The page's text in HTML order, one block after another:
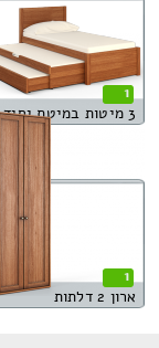
1
3 מיטות במיטת יחיד אחת
1
ארון 2 דלתות